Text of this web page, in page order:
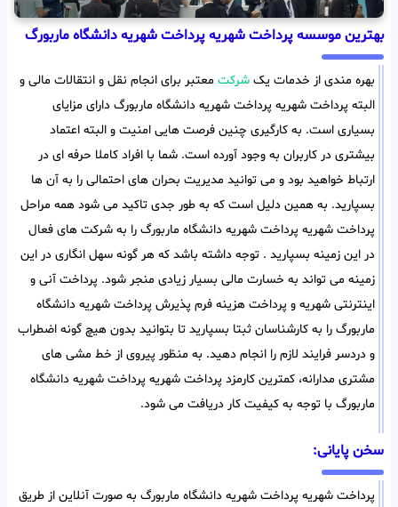
بهترین موسسه پرداخت شهریه پرداخت شهریه دانشگاه ماربورگ
بهره مندی از خدمات یک شرکت معتبر برای انجام نقل و انتقالات مالی و
البته پرداخت شهریه پرداخت شهریه دانشگاه ماربورگ دارای مزایای
بسیاری است. به کارگیری چنین فرصت هایی امنیت و البته اعتماد
بیشتری در کاربران به وجود آورده است. شما با افراد کاملا حرفه ای در
ارتباط خواهید بود و می توانید مدیریت بحران های احتمالی را به آن ها
بسپارید. به همین دلیل است که به طور جدی تاکید می شود همه مراحل
پرداخت شهریه پرداخت شهریه دانشگاه ماربورگ را به شرکت های فعال
در این زمینه بسپارید . توجه داشته باشد که هر گونه سهل انگاری در این
زمینه می تواند به خسارت مالی بسیار زیادی منجر شود. پرداخت آنی و
اینترنتی شهریه و پرداخت هزینه فرم پذیرش پرداخت شهریه دانشگاه
ماربورگ را به کارشناسان ثبتا بسپارید تا بتوانید بدون هیچ گونه اضطراب
و دردسر فرایند لازم را انجام دهید. به منظور پیروی از خط مشی های
مشتری مدارانه، کمترین کارمزد پرداخت شهریه پرداخت شهریه دانشگاه
ماربورگ با توجه به کیفیت کار دریافت می شود.
سخن پایانی:
پرداخت شهریه پرداخت شهریه دانشگاه ماربورگ به صورت آنلاین از طریق